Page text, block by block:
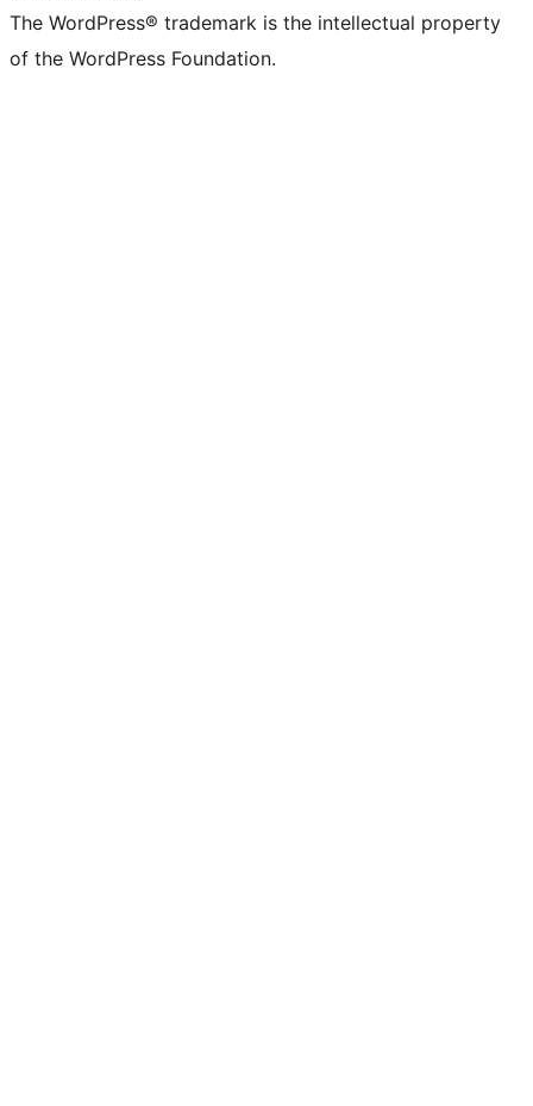
The WordPress® trademark is the intellectual property
of the WordPress Foundation.